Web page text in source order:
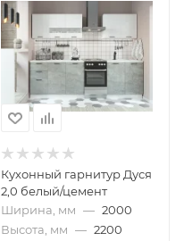
Кухонный гарнитур Дуся
2,0 белый/цемент
Ширина, мм — 2000
Высота, мм — 2200